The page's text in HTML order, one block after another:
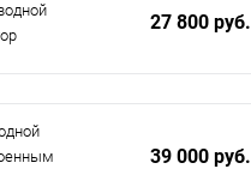
27 800 руб.
39 000 руб.